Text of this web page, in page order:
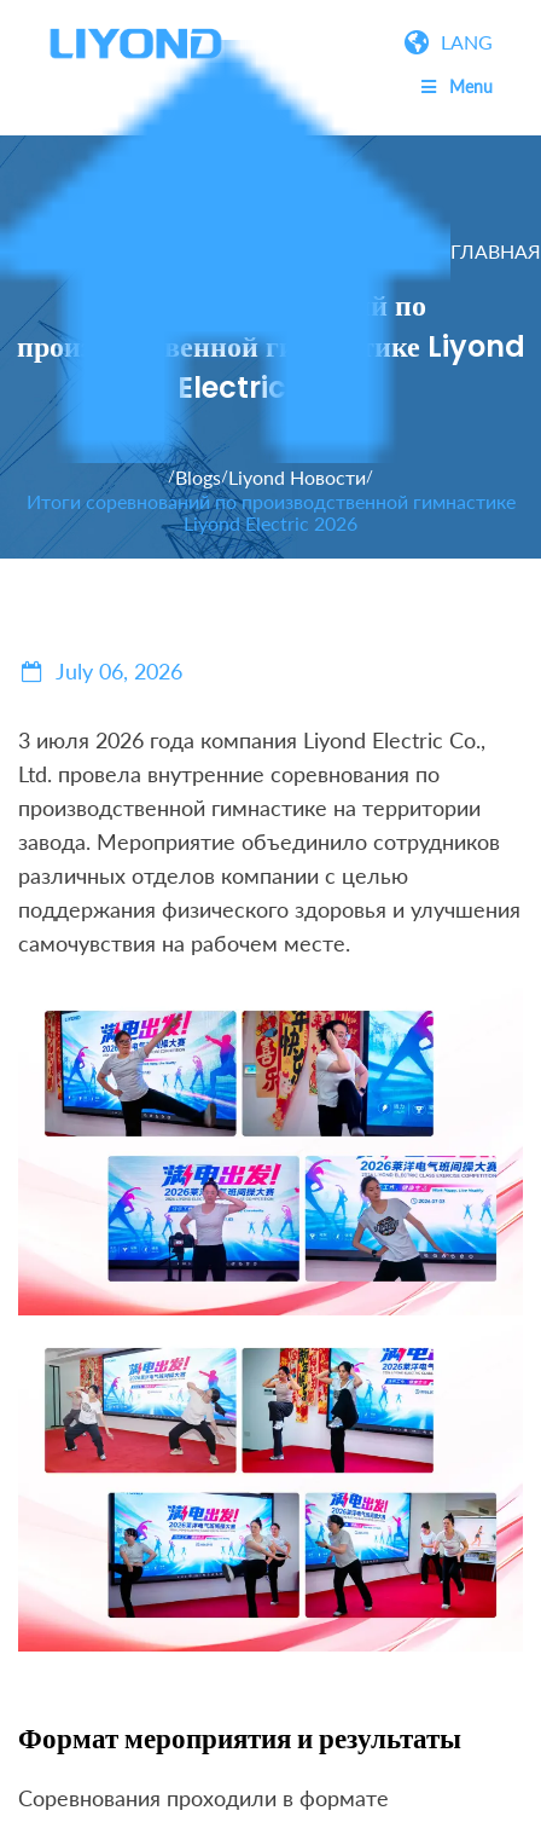
LANG
Menu
Итоги соревнований по
производственной гимнастике Liyond
Electric 2026
ГЛАВНАЯ
/Blogs/Liyond Новости/
Итоги соревнований по производственной гимнастике
Liyond Electric 2026
July 06, 2026
3 июля 2026 года компания Liyond Electric Co.,
Ltd. провела внутренние соревнования по
производственной гимнастике на территории
завода. Мероприятие объединило сотрудников
различных отделов компании с целью
поддержания физического здоровья и улучшения
самочувствия на рабочем месте.
Формат мероприятия и результаты
Соревнования проходили в формате